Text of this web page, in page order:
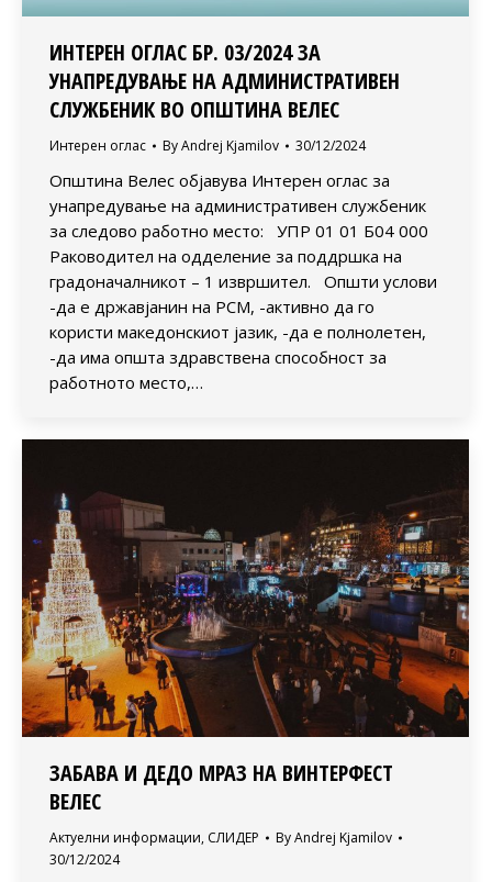
ИНТЕРЕН ОГЛАС БР. 03/2024 ЗА
УНАПРЕДУВАЊЕ НА АДМИНИСТРАТИВЕН
СЛУЖБЕНИК ВО ОПШТИНА ВЕЛЕС
Интерен оглас ByAndrej Kjamilov 30/12/2024
Општина Велес објавува Интерен оглас за
унапредување на административен службеник
за следово работно место: УПР 01 01 Б04 000
Раководител на одделение за поддршка на
градоначалникот – 1 извршител. Општи услови
-да е државјанин на РСМ, -активно да го
користи македонскиот јазик, -да е полнолетен,
-да има општа здравствена способност за
работното место,…
ЗАБАВА И ДЕДО МРАЗ НА ВИНТЕРФЕСТ
ВЕЛЕС
Актуелни информации, СЛИДЕР ByAndrej Kjamilov
30/12/2024